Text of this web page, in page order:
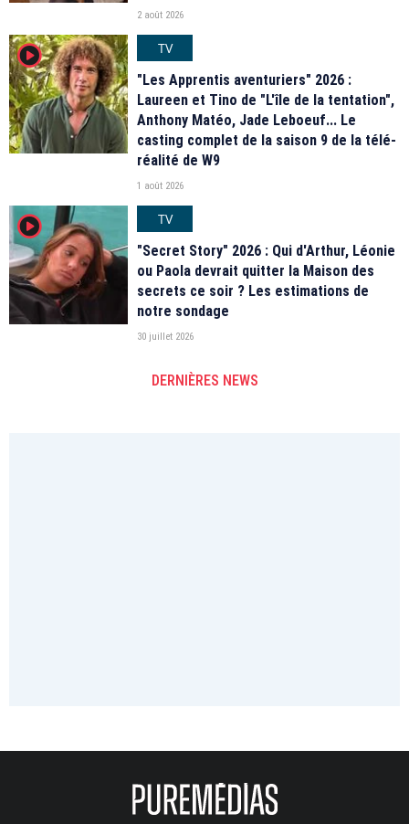
2 août 2026
player2
TV
"Les Apprentis aventuriers" 2026 :
Laureen et Tino de "L'île de la tentation",
Anthony Matéo, Jade Leboeuf... Le
casting complet de la saison 9 de la télé-
réalité de W9
1 août 2026
player2
TV
"Secret Story" 2026 : Qui d'Arthur, Léonie
ou Paola devrait quitter la Maison des
secrets ce soir ? Les estimations de
notre sondage
30 juillet 2026
DERNIÈRES NEWS